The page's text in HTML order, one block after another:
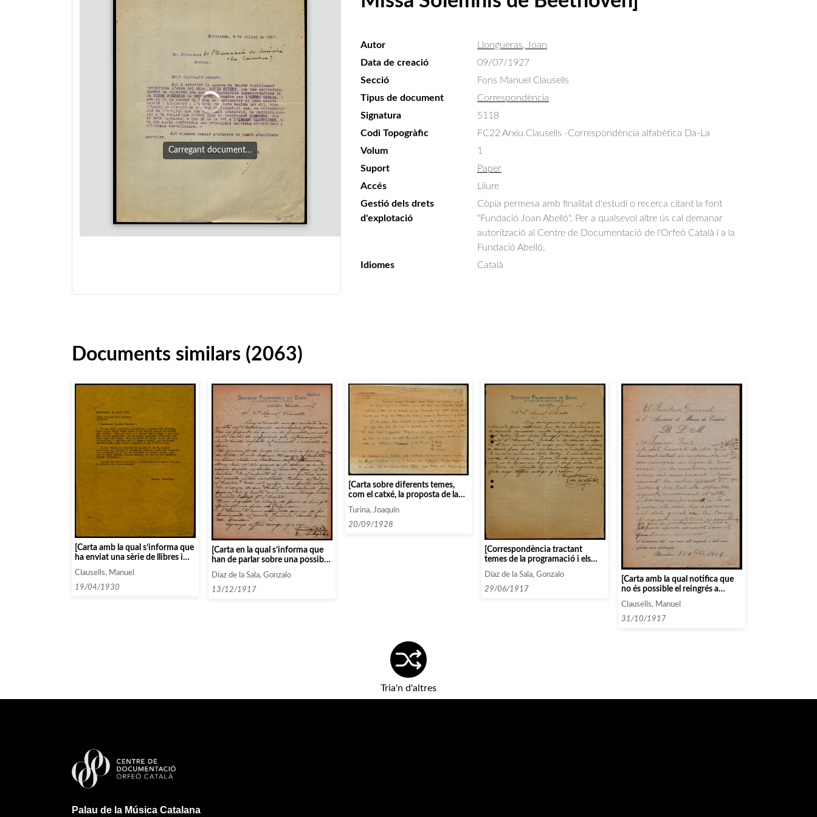
Carregant document…
Autor
Llongueras, Joan
Data de creació
09/07/1927
Secció
Fons Manuel Clausells
Tipus de document
Correspondència
Signatura
5118
Codi Topogràfic
FC22 Arxiu Clausells -Correspondència alfabètica Da-La
Volum
1
Suport
Paper
Accés
Lliure
Gestió dels drets
d'explotació
Còpia permesa amb finalitat d'estudi o recerca citant la font
"Fundació Joan Abelló". Per a qualsevol altre ús cal demanar
autorització al Centre de Documentació de l'Orfeó Català i a la
Fundació Abelló.
Idiomes
Català
Documents similars (2063)
[Carta amb la qual s’informa que
ha enviat una sèrie de llibres i
fascicles per a que els examinin]
Clausells, Manuel
19/04/1930
[Carta en la qual s’informa que
han de parlar sobre una possible
contractació del Trio fémina i
del Quartet Arbós]
Díaz de la Sala, Gonzalo
13/12/1917
[Carta sobre diferents temes,
com el catxé, la proposta de la
inèdita de piano li diu que fa
referència a Caldetes]
Turina, Joaquín
20/09/1928
[Correspondència tractant
temes de la programació i els
Díaz de la Sala, Gonzalo
29/06/1917
[Carta amb la qual notifica que
no és possible el reingrés a
condicions de les que gaudia
abans de donar-se de baixa]
Clausells, Manuel
31/10/1917
Tria'n d'altres
Palau de la Música Catalana